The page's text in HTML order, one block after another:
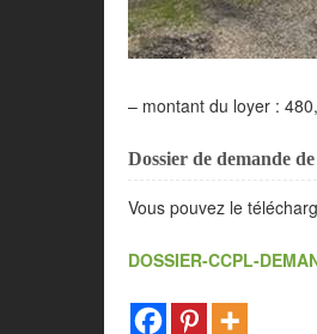
– montant du loyer :
Dossier de demande
Vous pouvez le
DOSSIER-CCPL-